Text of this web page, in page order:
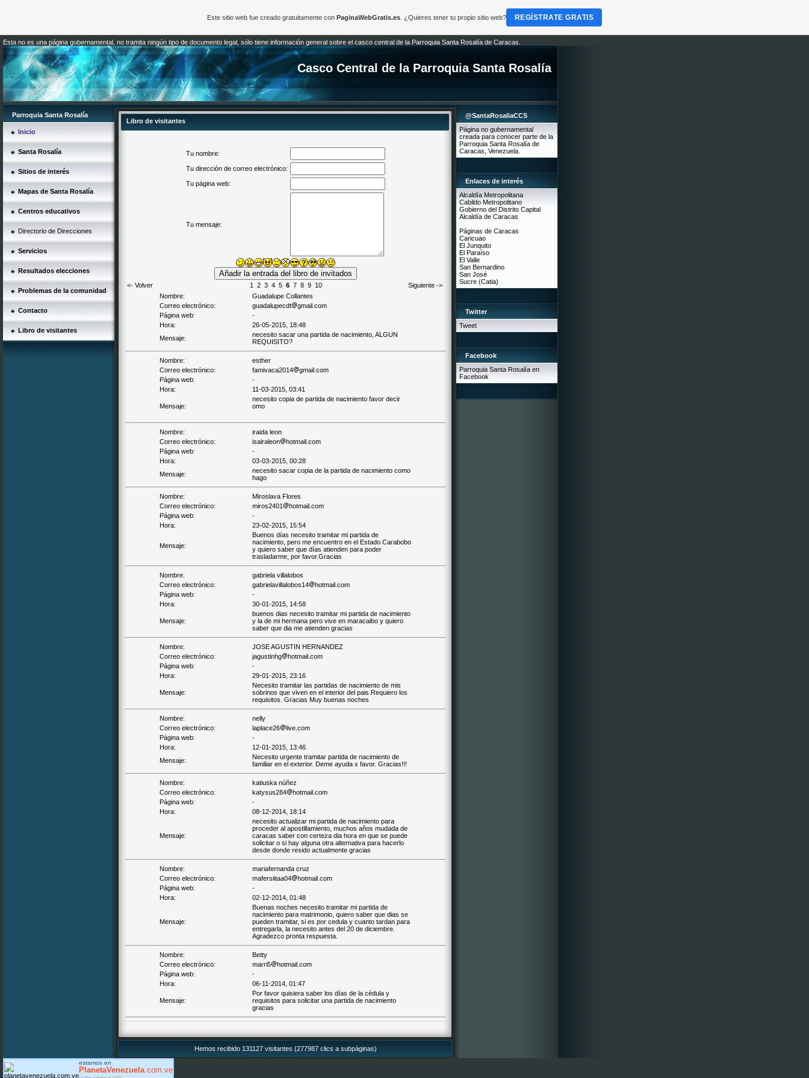
Esta no es una página gubernamental, no tramita ningún tipo de documento legal, sólo tiene información general sobre el casco central de la Parroquia Santa Rosalía de Caracas.
Casco Central de la Parroquia Santa Rosalía
Parroquia Santa Rosalía
Inicio
Santa Rosalía
Sitios de interés
Mapas de Santa Rosalía
Centros educativos
Directorio de Direcciones
Servicios
Resultados elecciones
Problemas de la comunidad
Contacto
Libro de visitantes
Libro de visitantes
Tu nombre:
Tu dirección de correo electrónico:
Tu página web:
Tu mensaje:
<- Volver 1 2 3 4 5 6 7 8 9 10
Siguiente ->
Nombre:
Guadalupe Collantes
Correo electrónico:
guadalupecdt
gmail.com
Página web:
-
Hora:
26-05-2015, 18:48
Mensaje:
necesito sacar una partida de nacimiento, ALGUN
REQUISITO?
Nombre:
esther
Correo electrónico:
famivaca2014
gmail.com
Página web:
-
Hora:
11-03-2015, 03:41
Mensaje:
necesito copia de partida de nacimiento favor decir
omo
Nombre:
iraida leon
Correo electrónico:
isairaleon
hotmail.com
Página web:
-
Hora:
03-03-2015, 00:28
Mensaje:
necesito sacar copia de la partida de nacimiento como
hago
Nombre:
Miroslava Flores
Correo electrónico:
miros2401
hotmail.com
Página web:
-
Hora:
23-02-2015, 15:54
Mensaje:
Buenos días necesito tramitar mi partida de
nacimiento, pero me encuentro en el Estado Carabobo
y quiero saber que días atienden para poder
trasladarme, por favor.Gracias
Nombre:
gabriela villalobos
Correo electrónico:
gabrielavillalobos14
hotmail.com
Página web:
-
Hora:
30-01-2015, 14:58
Mensaje:
buenos dias necesito tramitar mi partida de nacimiento
y la de mi hermana pero vive en maracaibo y quiero
saber que dia me atienden gracias
Nombre:
JOSE AGUSTIN HERNANDEZ
Correo electrónico:
jagustinhg
hotmail.com
Página web:
-
Hora:
29-01-2015, 23:16
Mensaje:
Necesito tramitar las partidas de nacimiento de mis
sobrinos que viven en el interior del pais.Requiero los
requisitos. Gracias Muy buenas noches
Nombre:
nelly
Correo electrónico:
laplace26
live.com
Página web:
-
Hora:
12-01-2015, 13:46
Mensaje:
Necesito urgente tramitar partida de nacimiento de
familiar en el exterior. Deme ayuda x favor. Gracias!!!
Nombre:
katiuska núñez
Correo electrónico:
katysus284
hotmail.com
Página web:
-
Hora:
08-12-2014, 18:14
Mensaje:
necesito actualizar mi partida de nacimiento para
proceder al apostillamiento, muchos años mudada de
caracas saber con certeza dia hora en que se puede
solicitar o si hay alguna otra alternativa para hacerlo
desde donde resido actualmente gracias
Nombre:
mariafernanda cruz
Correo electrónico:
mafersiitaa04
hotmail.com
Página web:
-
Hora:
02-12-2014, 01:48
Mensaje:
Buenas noches necesito tramitar mi partida de
nacimiento para matrimonio, quiero saber que dias se
pueden tramitar, si es por cedula y cuanto tardan para
entregarla, la necesito antes del 20 de diciembre.
Agradezco pronta respuesta.
Nombre:
Betty
Correo electrónico:
marri5
hotmail.com
Página web:
-
Hora:
06-11-2014, 01:47
Mensaje:
Por favor quisiera saber los días de la cédula y
requisitos para solicitar una partida de nacimiento
gracias
Hemos recibido 131127 visitantes (277987 clics a subpáginas)
@SantaRosaliaCCS
Página no gubernamental
creada para conocer parte de la
Parroquia Santa Rosalía de
Caracas, Venezuela.
Enlaces de interés
Alcaldía Metropolitana
Cabildo Metropolitano
Gobierno del Distrito Capital
Alcaldía de Caracas
Páginas de Caracas
Caricuao
El Junquito
El Paraíso
El Valle
San Bernardino
San José
Sucre (Catia)
Twitter
Tweet
Facebook
Parroquia Santa Rosalía en
Facebook
estamos en
PlanetaVenezuela.com.ve
Este sitio web fue creado gratuitamente con PaginaWebGratis.es. ¿Quieres tener tu propio sitio web? REGÍSTRATE GRATIS